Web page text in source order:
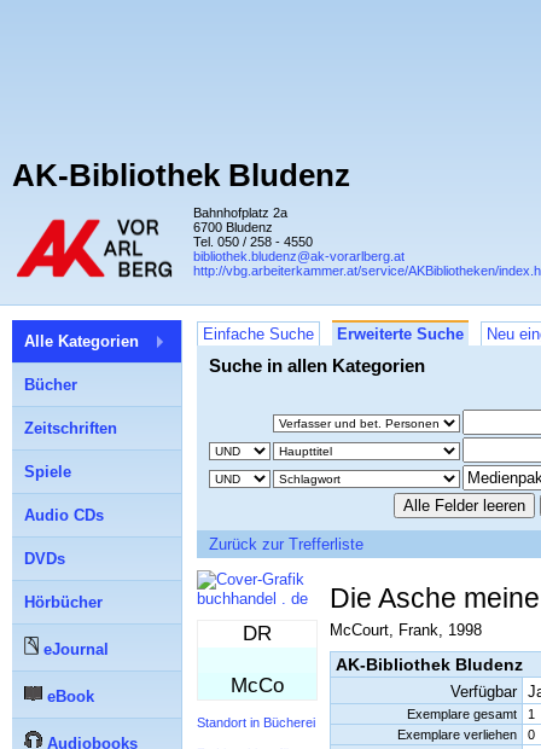
AK-Bibliothek Bludenz
Bahnhofplatz 2a
6700 Bludenz
Tel. 050 / 258 - 4550
bibliothek.bludenz@ak-vorarlberg.at
http://vbg.arbeiterkammer.at/service/AKBibliotheken/
Einfache Suche Erweiterte Suche Neu
Suche in allen Kategorien
Zurück zur Trefferliste
buchhandel . de
DR
McCo
Standort in Bücherei
Die Asche
McCourt, Frank, 1998
AK-Bibliothek Bludenz
Verfügbar
Exemplare gesamt
1
Exemplare verliehen
0
Alle Kategorien
Bücher
Zeitschriften
Spiele
Audio CDs
DVDs
Hörbücher
eJournal
eBook
Audiobooks